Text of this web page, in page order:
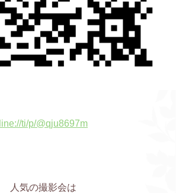
line://ti/p/@qju8697m
人気の撮影会は